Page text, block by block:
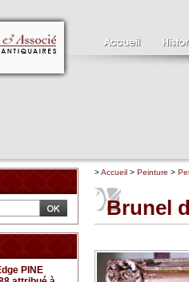
PINE
>Accueil > Peinture >
Brunel